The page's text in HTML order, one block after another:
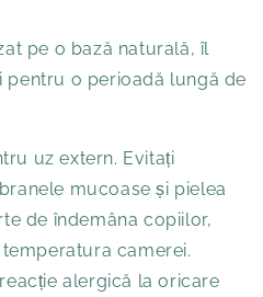
pe o bază naturală, îl
pentru o perioadă lungă de
uz extern. Evitați
mucoase și pielea
de îndemâna copiilor,
camerei.
alergică la oricare